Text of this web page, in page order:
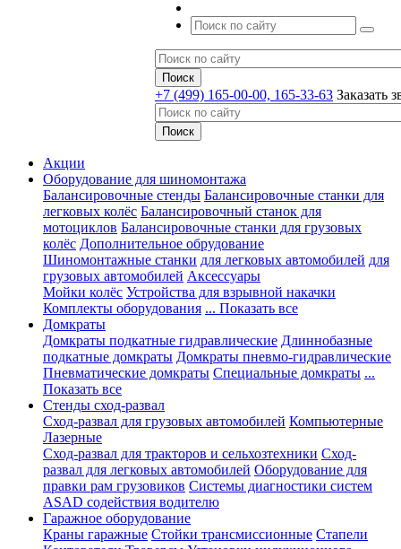
+7 (499) 165-00-00, 165-33-63 Заказать
Акции
Оборудование для шиномонтажа
Балансировочные стенды Балансировочные станки для
легковых колёс Балансировочный станок для
мотоциклов Балансировочные станки для грузовых
колёс Дополнительное обрудование
Шиномонтажные станки для легковых автомобилей для
грузовых автомобилей Аксессуары
Мойки колёс Устройства для взрывной накачки
Комплекты оборудования ... Показать все
Домкраты
Домкраты подкатные гидравлические Длиннобазные
подкатные домкраты Домкраты пневмо-гидравлические
Пневматические домкраты Специальные домкраты ...
Показать все
Стенды сход-развал
Сход-развал для грузовых автомобилей Компьютерные
Лазерные
Сход-развал для тракторов и сельхозтехники Сход-
развал для легковых автомобилей Оборудование для
правки рам грузовиков Системы диагностики систем
ASAD содействия водителю
Гаражное оборудование
Краны гаражные Стойки трансмиссионные Стапели